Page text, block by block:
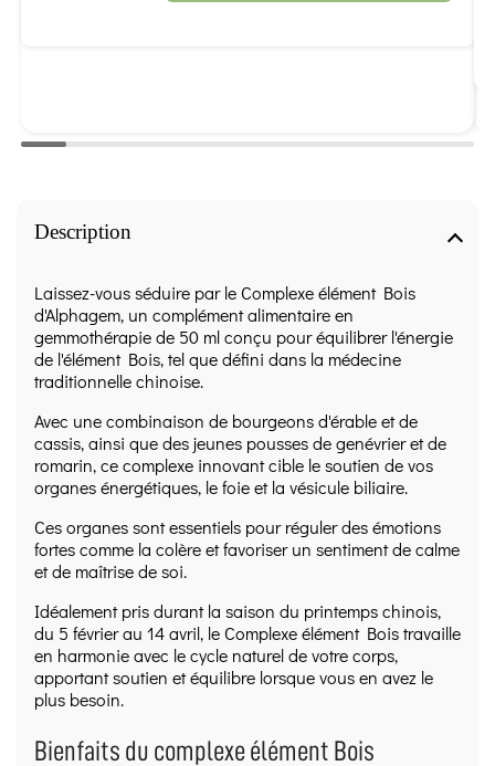
Description
Laissez-vous séduire par le Complexe élément Bois
d'Alphagem, un complément alimentaire en
gemmothérapie de 50 ml conçu pour équilibrer l'énergie
de l'élément Bois, tel que défini dans la médecine
traditionnelle chinoise.
Avec une combinaison de bourgeons d'érable et de
cassis, ainsi que des jeunes pousses de genévrier et de
romarin, ce complexe innovant cible le soutien de vos
organes énergétiques, le foie et la vésicule biliaire.
Ces organes sont essentiels pour réguler des émotions
fortes comme la colère et favoriser un sentiment de calme
et de maîtrise de soi.
Idéalement pris durant la saison du printemps chinois,
du 5 février au 14 avril, le Complexe élément Bois travaille
en harmonie avec le cycle naturel de votre corps,
apportant soutien et équilibre lorsque vous en avez le
plus besoin.
Bienfaits du complexe élément Bois